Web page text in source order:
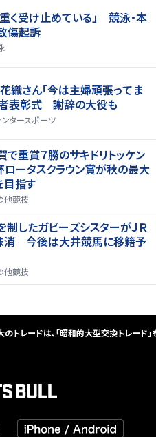
く受け止めている」 競泳・本
傷起訴
花織さん「今は主婦頑張ってま
者表彰式 謝辞の大役も
ンタースポーツ
で重賞７勝のサキドリトッケン
ータスクラウン賞が秋の最大
指す
他競技
制したガビーズシスターがＪＲ
消 今後は大井競馬に移籍予
他競技
トレードは、「昭和的大型交換トレード